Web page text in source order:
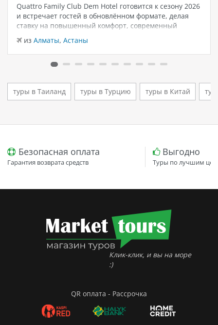
Quattro Family Club Dem Hotel готовится к сезону 2026
и встречает гостей в обновлённом формате, делая
ставку на повышенный комфорт, современный
дизайн и атмосферу спокойного семейного отдыха у
моря. Отель остаётся популярным выбором для тех,
кто ищет семейный отель в…
из Алматы, Астаны
туры в Таиланд туры в Турцию туры в Китай
Безопасная оплата
Гарантия возврата средств
Выгодно
Туры по лучшим
Клик-клик, и вы на море
:)
QR оплата - Рассрочка